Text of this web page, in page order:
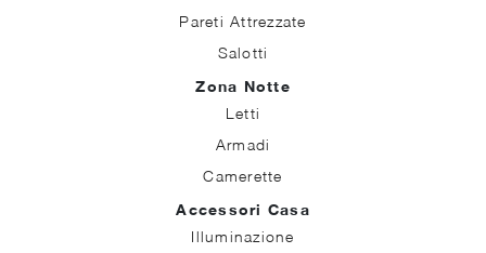
Pareti Attrezzate
Salotti
Zona Notte
Letti
Armadi
Camerette
Accessori Casa
Illuminazione